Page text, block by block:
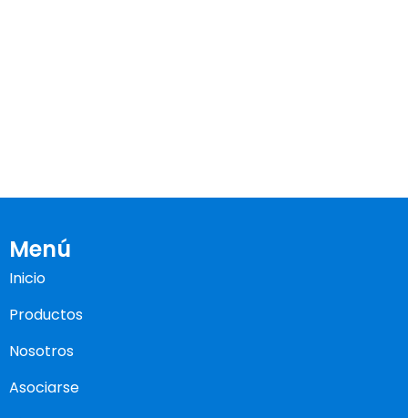
Menú
Inicio
Productos
Nosotros
Asociarse